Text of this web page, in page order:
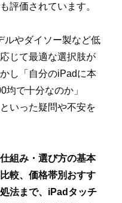
評価されています。
ルやダイソー製など低
じて最適な選択肢が
し「自分のiPadに本
均で十分なのか」
いった疑問や不安を
組み・選び方の基本
較、価格帯別おすす
法まで、iPadタッチ